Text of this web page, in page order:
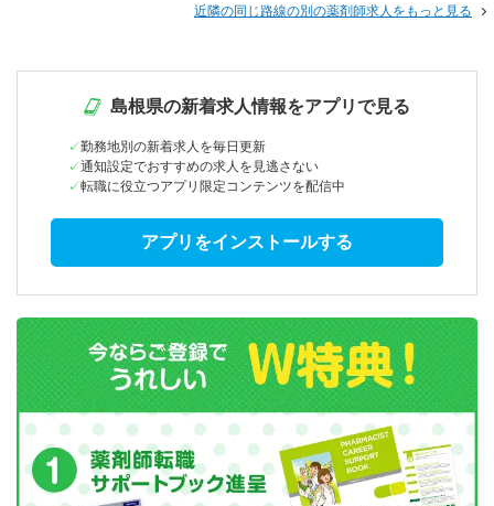
近隣の同じ路線の別の薬剤師求人をもっと見る
島根県の新着求人情報をアプリで見る
勤務地別の新着求人を毎日更新
通知設定でおすすめの求人を見逃さない
転職に役立つアプリ限定コンテンツを配信中
アプリをインストールする